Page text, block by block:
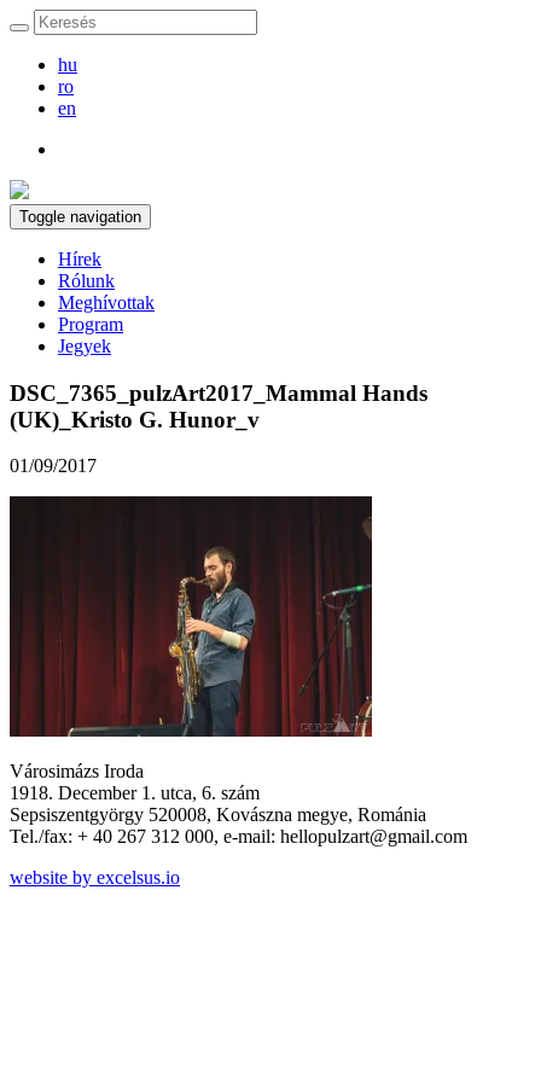
hu
ro
en
Toggle navigation
Hírek
Rólunk
Meghívottak
Program
Jegyek
DSC_7365_pulzArt2017_Mammal Hands
(UK)_Kristo G. Hunor_v
01/09/2017
Városimázs Iroda
1918. December 1. utca, 6. szám
Sepsiszentgyörgy 520008, Kovászna megye, Románia
Tel./fax: + 40 267 312 000, e-mail: hellopulzart@gmail.com
website by excelsus.io